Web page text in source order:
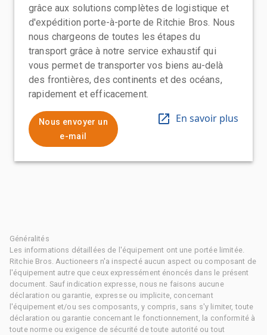
grâce aux solutions complètes de logistique et
d'expédition porte-à-porte de Ritchie Bros. Nous
nous chargeons de toutes les étapes du
transport grâce à notre service exhaustif qui
vous permet de transporter vos biens au-delà
des frontières, des continents et des océans,
rapidement et efficacement.
Nous envoyer un
e-mail
En savoir plus
Généralités
Les informations détaillées de l'équipement ont une portée limitée.
Ritchie Bros. Auctioneers n'a inspecté aucun aspect ou composant de
l'équipement autre que ceux expressément énoncés dans le présent
document. Sauf indication expresse, nous ne faisons aucune
déclaration ou garantie, expresse ou implicite, concernant
l'équipement et/ou ses composants, y compris, sans s'y limiter, toute
déclaration ou garantie concernant le fonctionnement, la conformité à
toute norme ou exigence de sécurité de toute autorité ou tout